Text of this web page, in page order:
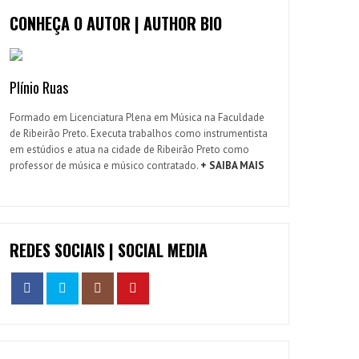
CONHEÇA O AUTOR | AUTHOR BIO
Plínio Ruas
Formado em Licenciatura Plena em Música na Faculdade
de Ribeirão Preto. Executa trabalhos como instrumentista
em estúdios e atua na cidade de Ribeirão Preto como
professor de música e músico contratado. + SAIBA MAIS
REDES SOCIAIS | SOCIAL MEDIA